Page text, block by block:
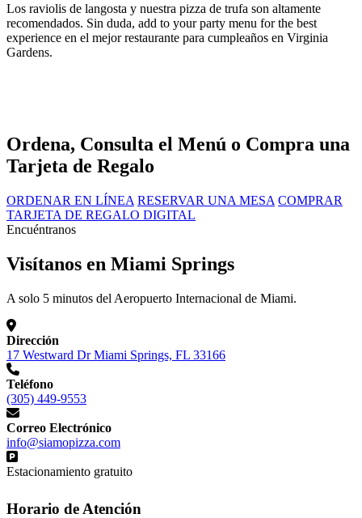
Los raviolis de langosta y nuestra pizza de trufa son altamente
recomendados. Sin duda, add to your party menu for the best
experience en el mejor restaurante para cumpleaños en Virginia
Gardens.
Ordena, Consulta el Menú o Compra una
Tarjeta de Regalo
ORDENAR EN LÍNEA RESERVAR UNA MESA COMPRAR
TARJETA DE REGALO DIGITAL
Encuéntranos
Visítanos en Miami Springs
A solo 5 minutos del Aeropuerto Internacional de Miami.
Dirección
17 Westward Dr Miami Springs, FL 33166
Teléfono
(305) 449-9553
Correo Electrónico
info@siamopizza.com
Estacionamiento gratuito
Horario de Atención